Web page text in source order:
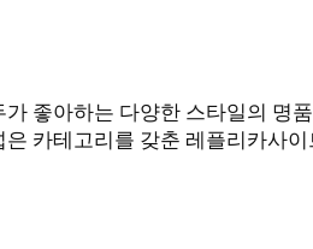
좋아하는 다양한 스타일의 명
은 카테고리를 갖춘 레플리카사